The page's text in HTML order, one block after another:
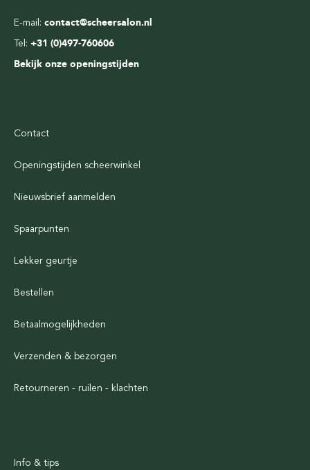
E-mail: contact@scheersalon.nl
Tel: +31 (0)497-760606
Bekijk onze openingstijden
Contact
Openingstijden scheerwinkel
Nieuwsbrief aanmelden
Spaarpunten
Lekker geurtje
Bestellen
Betaalmogelijkheden
Verzenden & bezorgen
Retourneren - ruilen - klachten
Info & tips